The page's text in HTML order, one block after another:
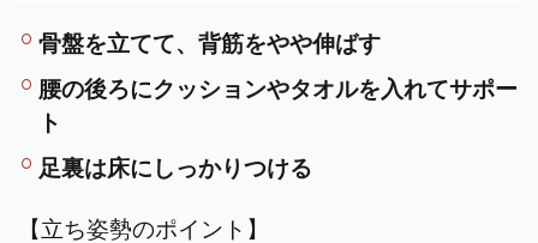
骨盤を立てて、背筋をやや伸ばす
腰の後ろにクッションやタオルを入れてサポー
ト
足裏は床にしっかりつける
【立ち姿勢のポイント】